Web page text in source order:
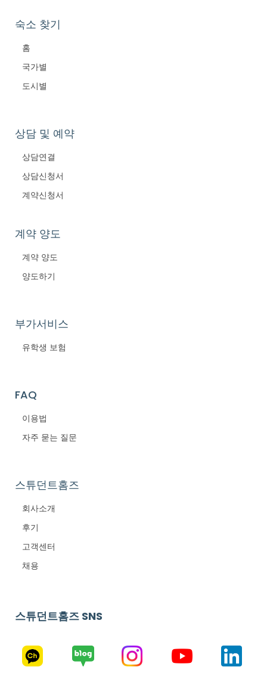
숙소 찾기
홈
국가별
도시별
상담 및 예약
상담연결
상담신청서
계약신청서
계약 양도
계약 양도
양도하기
부가서비스
유학생 보험
FAQ
이용법
자주 묻는 질문
스튜던트홈즈
회사소개
후기
고객센터
채용
스튜던트홈즈 SNS